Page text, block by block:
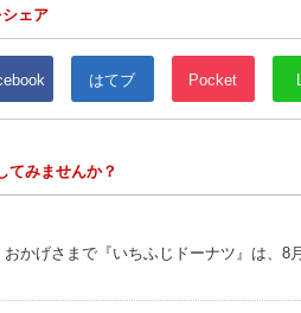
ェア
はてブ Pocket
みませんか？
おかげさまで『いちふじドーナツ』は、8